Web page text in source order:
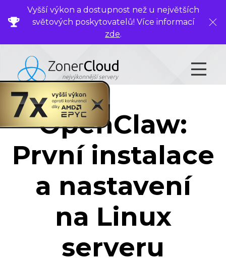
Vyšší výkon a dostupnost než u největších
světových poskytovatelů! Více informací
zde.
OpenClaw:
První instalace
a nastavení
na Linux
serveru